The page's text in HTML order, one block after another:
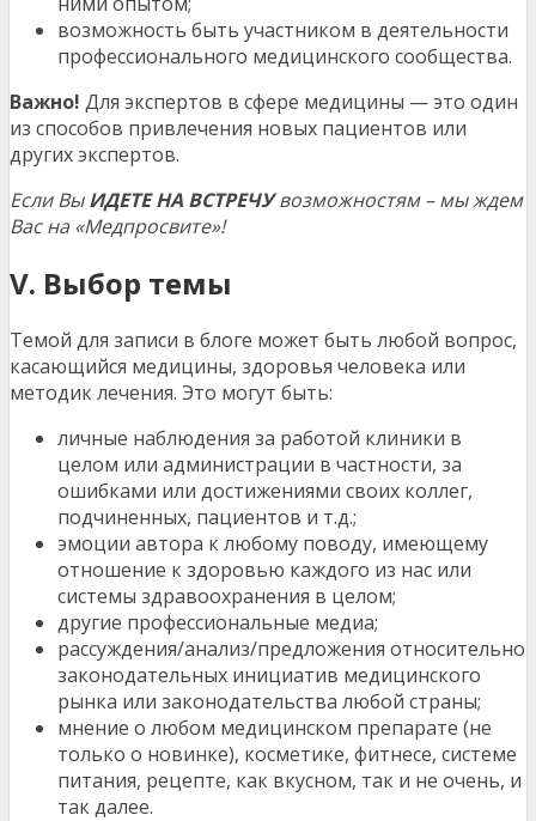
возможность быть участником в деятельности
профессионального медицинского сообщества.
Важно! Для экспертов в сфере медицины — это один
из способов привлечения новых пациентов или
других экспертов.
Если ВыИДЕТЕ НА ВСТРЕЧУвозможностям – мы ждем
Вас на «Медпросвите»!
V. Выбор темы
Темой для записи в блоге может быть любой вопрос,
касающийся медицины, здоровья человека или
методик лечения. Это могут быть:
личные наблюдения за работой клиники в
целом или администрации в частности, за
ошибками или достижениями своих коллег,
подчиненных, пациентов и т.д.;
эмоции автора к любому поводу, имеющему
отношение к здоровью каждого из нас или
системы здравоохранения в целом;
другие профессиональные медиа;
рассуждения/анализ/предложения относительно
законодательных инициатив медицинского
рынка или законодательства любой страны;
мнение о любом медицинском препарате (не
только о новинке), косметике, фитнесе, системе
питания, рецепте, как вкусном, так и не очень, и
так далее.